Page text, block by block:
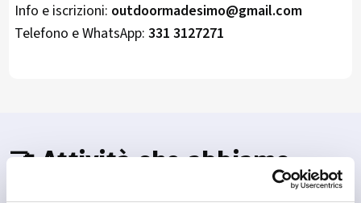
Info e iscrizioni: outdoormadesimo@gmail.com
Telefono e WhatsApp: 331 3127271
🤝 Attività che abbiamo